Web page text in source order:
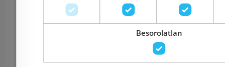
Kosárba
Besorolatlan